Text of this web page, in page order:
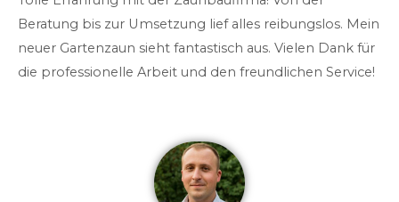
Beratung bis zur Umsetzung lief alles reibungslos. Mein
neuer Gartenzaun sieht fantastisch aus. Vielen Dank für
die professionelle Arbeit und den freundlichen Service!